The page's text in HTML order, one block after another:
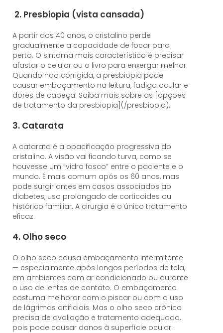
2. Presbiopia (vista cansada)
A partir dos 40 anos, o cristalino perde
gradualmente a capacidade de focar para
perto. O sintoma mais característico é precisar
afastar o celular ou o livro para enxergar melhor.
Quando não corrigida, a presbiopia pode
causar embaçamento na leitura, fadiga ocular e
dores de cabeça. Saiba mais sobre as [opções
de tratamento da presbiopia](/presbiopia).
3. Catarata
A catarata é a opacificação progressiva do
cristalino. A visão vai ficando turva, como se
houvesse um “vidro fosco” entre o paciente e o
mundo. É mais comum após os 60 anos, mas
pode surgir antes em casos associados ao
diabetes, uso prolongado de corticoides ou
histórico familiar. A cirurgia é o único tratamento
eficaz.
4. Olho seco
O olho seco causa embaçamento intermitente
— especialmente após longos períodos de tela,
em ambientes com ar condicionado ou durante
o uso de lentes de contato. O embaçamento
costuma melhorar com o piscar ou com o uso
de lágrimas artificiais. Mas o olho seco crônico
precisa de avaliação e tratamento adequado,
pois pode causar danos à superfície ocular.